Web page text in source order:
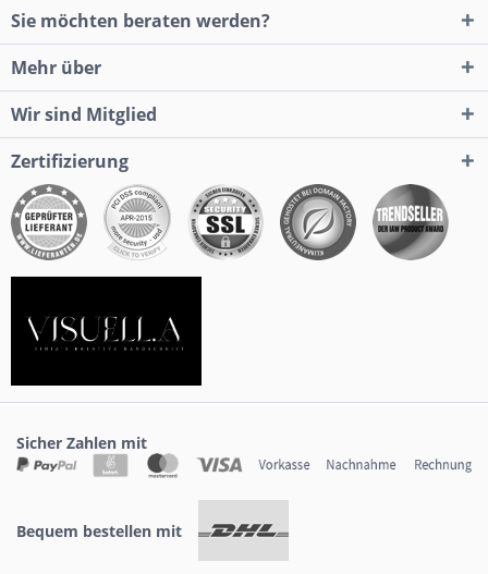
Sie möchten beraten werden?
Mehr über
Wir sind Mitglied
Zertifizierung
Sicher Zahlen mit
Bequem bestellen mit